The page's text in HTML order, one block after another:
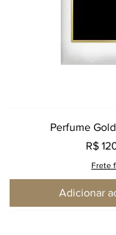
Perfume
Preço
R$
Frete
Adicionar